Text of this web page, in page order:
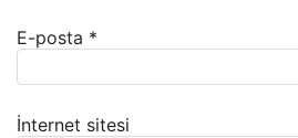
E-posta *
İnternet sitesi